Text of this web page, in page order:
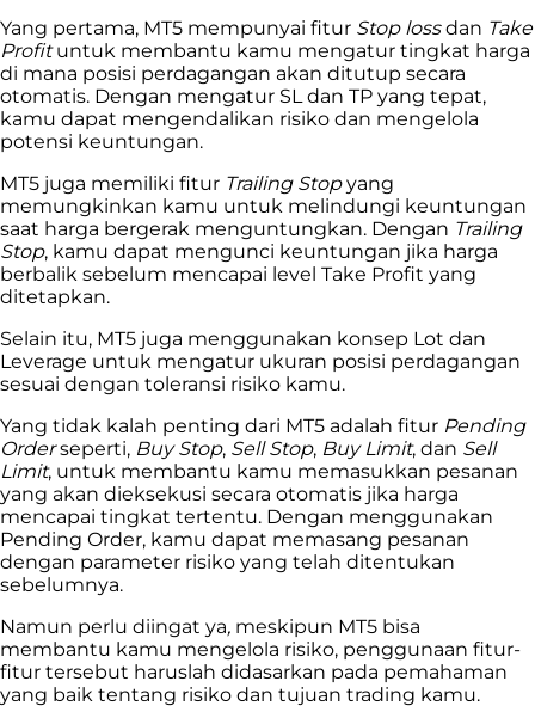
Yang pertama, MT5 mempunyai fitur Stop lossdan Take
Profituntuk membantu kamu mengatur tingkat harga
di mana posisi perdagangan akan ditutup secara
otomatis. Dengan mengatur SL dan TP yang tepat,
kamu dapat mengendalikan risiko dan mengelola
potensi keuntungan.
MT5 juga memiliki fitur Trailing Stopyang
memungkinkan kamu untuk melindungi keuntungan
saat harga bergerak menguntungkan. Dengan Trailing
Stop, kamu dapat mengunci keuntungan jika harga
berbalik sebelum mencapai level Take Profit yang
ditetapkan.
Selain itu, MT5 juga menggunakan konsep Lot dan
Leverage untuk mengatur ukuran posisi perdagangan
sesuai dengan toleransi risiko kamu.
Yang tidak kalah penting dari MT5 adalah fitur Pending
Orderseperti, Buy Stop, Sell Stop, Buy Limit, dan Sell
Limit, untuk membantu kamu memasukkan pesanan
yang akan dieksekusi secara otomatis jika harga
mencapai tingkat tertentu. Dengan menggunakan
Pending Order, kamu dapat memasang pesanan
dengan parameter risiko yang telah ditentukan
sebelumnya.
Namun perlu diingat ya, meskipun MT5 bisa
membantu kamu mengelola risiko, penggunaan fitur-
fitur tersebut haruslah didasarkan pada pemahaman
yang baik tentang risiko dan tujuan trading kamu.